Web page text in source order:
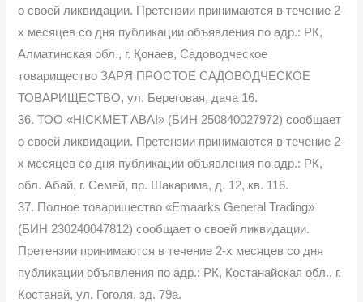
о своей ликвидации. Претензии принимаются в течение 2-
х месяцев со дня публикации объявления по адр.: РК,
Алматинская обл., г. Қонаев, Садоводческое
товарищество ЗАРЯ ПРОСТОЕ САДОВОДЧЕСКОЕ
ТОВАРИЩЕСТВО, ул. Береговая, дача 16.
36. ТОО «HICKMET ABAI» (БИН 250840027972) сообщает
о своей ликвидации. Претензии принимаются в течение 2-
х месяцев со дня публикации объявления по адр.: РК,
обл. Абай, г. Семей, пр. Шакарима, д. 12, кв. 116.
37. Полное товарищество «Emaarks General Trading»
(БИН 230240047812) сообщает о своей ликвидации.
Претензии принимаются в течение 2-х месяцев со дня
публикации объявления по адр.: РК, Костанайская обл., г.
Костанай, ул. Гоголя, зд. 79а.